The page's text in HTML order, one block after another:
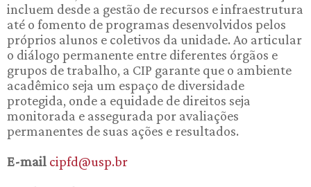
incluem desde a gestão de recursos e infraestrutura
até o fomento de programas desenvolvidos pelos
próprios alunos e coletivos da unidade. Ao articular
o diálogo permanente entre diferentes órgãos e
grupos de trabalho, a CIP garante que o ambiente
acadêmico seja um espaço de diversidade
protegida, onde a equidade de direitos seja
monitorada e assegurada por avaliações
permanentes de suas ações e resultados.
E-mail cipfd@usp.br